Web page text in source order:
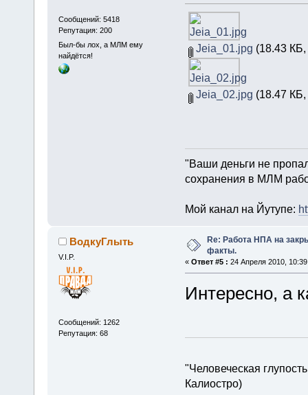
Сообщений: 5418
Репутация: 200
Был-бы лох, а МЛМ ему
найдётся!
Jeia_01.jpg (18.43
Jeia_02.jpg (18.47
"Ваши деньги не
сохранения в МЛМ
Мой канал на Йутупе:
ВодкуГлыть
V.I.P.
Сообщений: 1262
Репутация: 68
Re: Работа НПА на
факты.
« Ответ #5 : 24 Апреля 2010,
Интересно, а
"Человеческая
Калиостро)